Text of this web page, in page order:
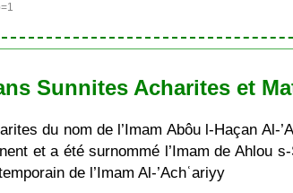
Sunnites Acharites et
du nom de l’Imam Abôu l-Haçan Al-
et a été surnommé l’Imam de Ahlou
de l’Imam Al-’Achʿariyy